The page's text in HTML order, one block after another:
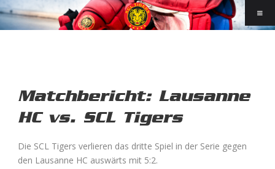
Matchbericht: Lausanne
HC vs. SCL Tigers
Die SCL Tigers verlieren das dritte Spiel in der Serie gegen
den Lausanne HC auswärts mit 5:2.